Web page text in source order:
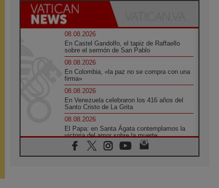
08.08.2026
En Castel Gandolfo, el tapiz de Raffaello
sobre el sermón de San Pablo
08.08.2026
En Colombia, «la paz no se compra con una
firma»
08.08.2026
En Venezuela celebraron los 416 años del
Santo Cristo de La Grita
08.08.2026
El Papa: en Santa Ágata contemplamos la
victoria del amor sobre la muerte
08.08.2026
León XIV visitará el Santuario de la Madre